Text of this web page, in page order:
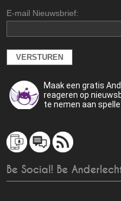
E-mail Nieuwsbrief:
Maak een gratis
reageren op
te nemen aan
Be Social! Be